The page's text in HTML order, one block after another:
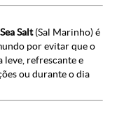
Sea Salt(Sal Marinho) é
por evitar que o
leve, refrescante e
ou durante o dia